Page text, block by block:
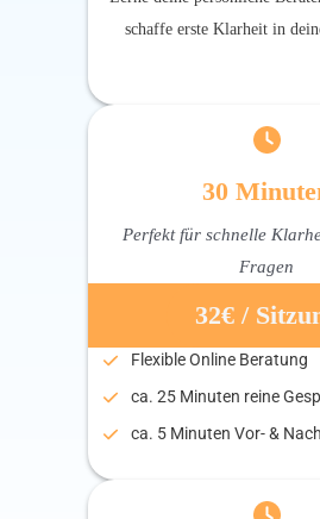
schaffe erste Klarheit in
30
Perfekt für schnelle
Fragen
32€ /
Flexible Online Beratung
ca. 25 Minuten reine
ca. 5 Minuten Vor- &